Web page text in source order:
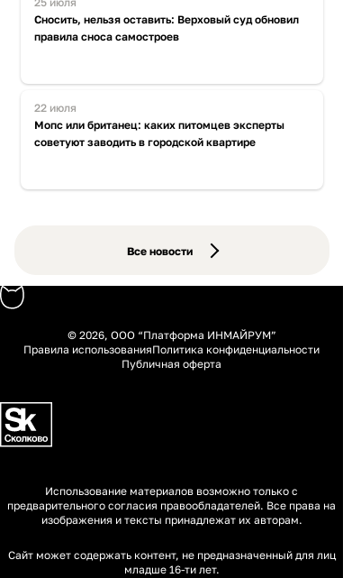
Сносить, нельзя оставить: Верховый суд обновил
правила сноса самостроев
22 июля
Мопс или британец: каких питомцев эксперты
советуют заводить в городской квартире
Все новости
© 2026, ООО “Платформа ИНМАЙРУМ”
Правила использованияПолитика конфиденциальности
Публичная оферта
Использование материалов возможно только с
предварительного согласия правообладателей. Все права на
изображения и тексты принадлежат их авторам.
Сайт может содержать контент, не предназначенный для лиц
младше 16-ти лет.